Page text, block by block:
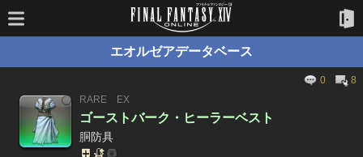
エオルゼアデータベース
0
8
RARE
EX
ゴーストバーク・ヒーラーベスト
胴防具